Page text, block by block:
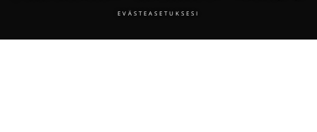
EVÄSTEASETUKSESI